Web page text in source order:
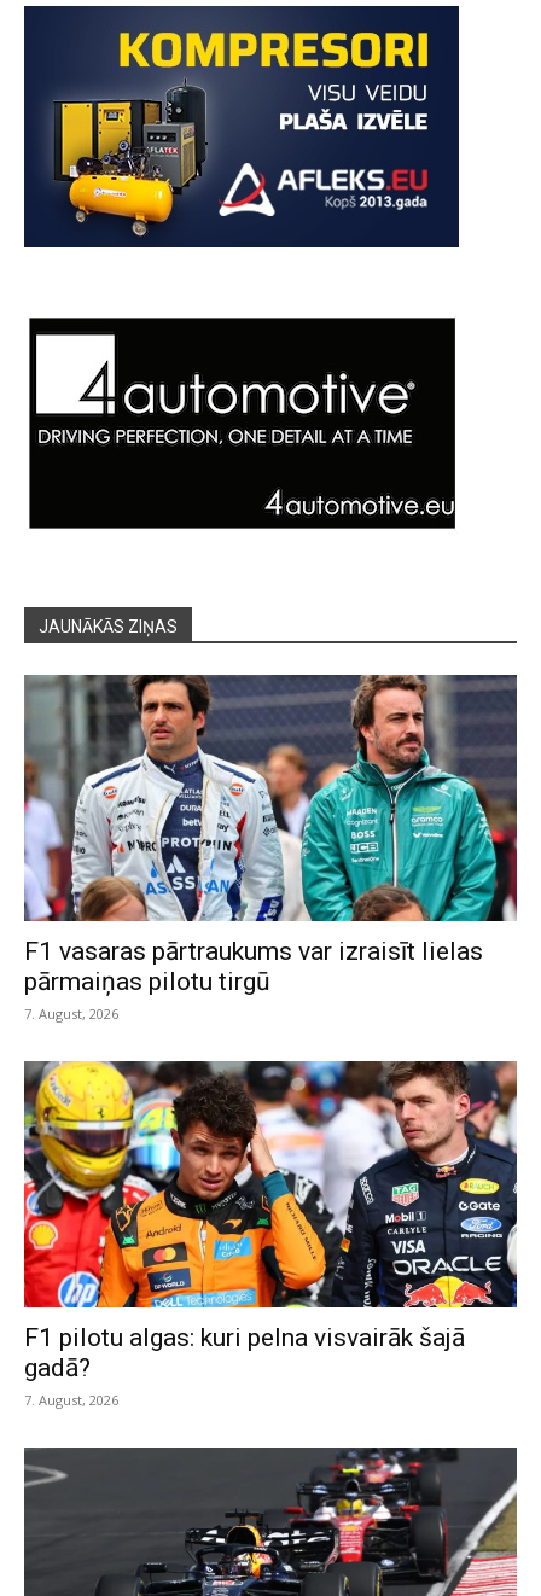
JAUNĀKĀS ZIŅAS
F1 vasaras pārtraukums var izraisīt lielas
pārmaiņas pilotu tirgū
7. August, 2026
F1 pilotu algas: kuri pelna visvairāk šajā
gadā?
7. August, 2026